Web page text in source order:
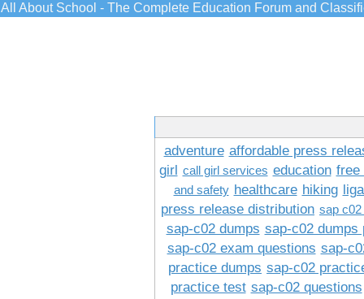
All About School - The Complete Education Forum and
adventure affordable press
girl call girl services education free
and safety healthcare hiking
press release distribution sap
sap-c02 dumps sap-c02 dumps
sap-c02 exam questions sap-
practice dumps sap-c02
practice test sap-c02 questions